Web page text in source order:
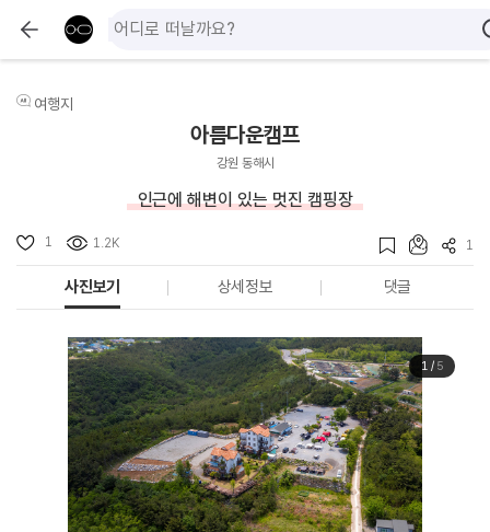
여행지
아름다운캠프
강원 동해시
인근에 해변이 있는 멋진 캠핑장
1 1.2K 1
사진보기 상세정보 댓글
1/ 5